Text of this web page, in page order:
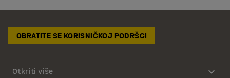
OBRATITE SE KORISNIČKOJ PODRŠCI
Otkriti više